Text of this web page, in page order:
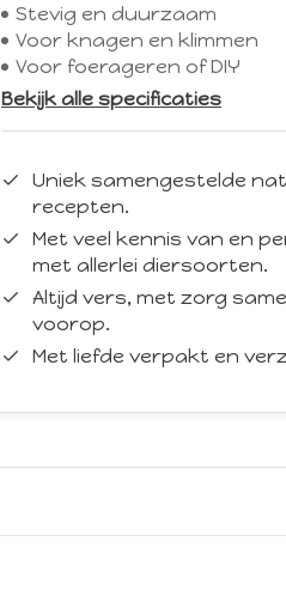
Stevig en duurzaam
Voor knagen en klimmen
Voor foerageren of DIY
Bekijk alle specificaties
Uniek samengestelde
recepten.
Met veel kennis van en
met allerlei diersoorten.
Altijd vers, met zorg
voorop.
Met liefde verpakt en